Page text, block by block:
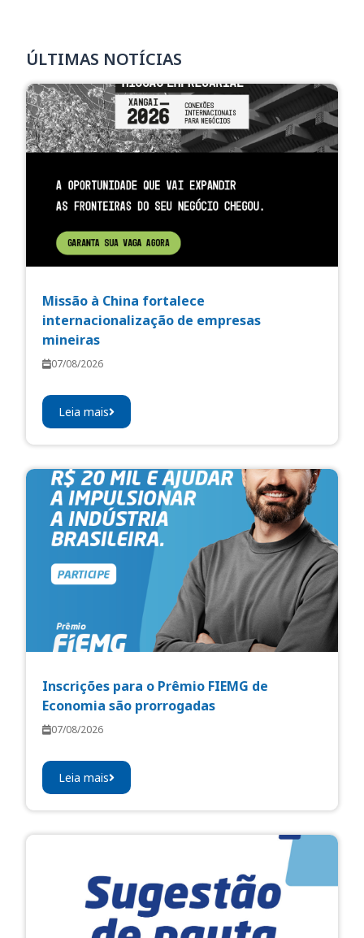
ÚLTIMAS NOTÍCIAS
Missão à China fortalece
internacionalização de empresas
mineiras
07/08/2026
Leia mais
Inscrições para o Prêmio FIEMG de
Economia são prorrogadas
07/08/2026
Leia mais